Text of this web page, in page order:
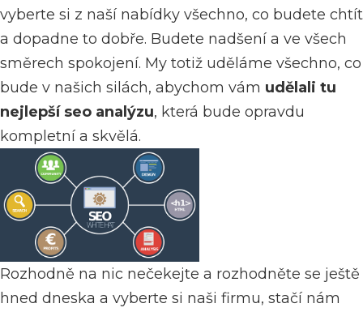
vyberte si z naší nabídky všechno, co budete chtít
a dopadne to dobře. Budete nadšení a ve všech
směrech spokojení. My totiž uděláme všechno, co
bude v našich silách, abychom vám udělali tu
nejlepší seo analýzu, která bude opravdu
kompletní a skvělá.
Rozhodně na nic nečekejte a rozhodněte se ještě
hned dneska a vyberte si naši firmu, stačí nám